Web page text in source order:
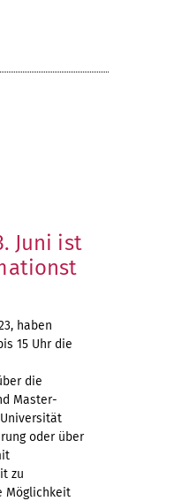
Juni ist
haben
15 Uhr die
die
Master-
oder über
zu
Möglichkeit